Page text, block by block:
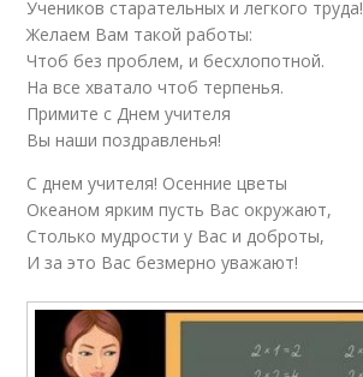
Учеников старательных и легкого труда!
Желаем Вам такой работы:
Чтоб без проблем, и бесхлопотной.
На все хватало чтоб терпенья.
Примите с Днем учителя
Вы наши поздравленья!
С днем учителя! Осенние цветы
Океаном ярким пусть Вас окружают,
Столько мудрости у Вас и доброты,
И за это Вас безмерно уважают!